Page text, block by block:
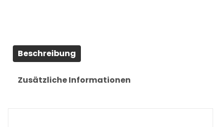
Beschreibung
Zusätzliche Informationen